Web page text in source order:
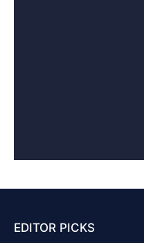
EDITOR PICKS